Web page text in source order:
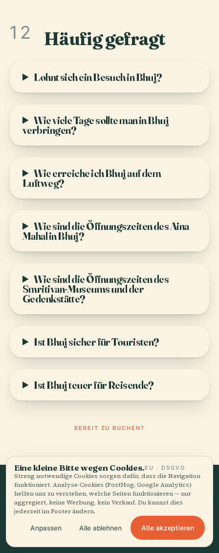
12 Häufig gefragt
Lohnt sich ein Besuch in Bhuj?
Wie viele Tage sollte man in Bhuj
verbringen?
Wie erreiche ich Bhuj auf dem
Luftweg?
Wie sind die Öffnungszeiten des Aina
Mahal in Bhuj?
Wie sind die Öffnungszeiten des
Smritivan-Museums und der
Gedenkstätte?
Ist Bhuj sicher für Touristen?
Ist Bhuj teuer für Reisende?
BEREIT ZU BUCHEN?
13 BEVOR ES LOSGEHT
Praktische Informationen
Eine kleine Bitte wegen Cookies.EU · DSGVO
Streng notwendige Cookies sorgen dafür, dass die Navigation
funktioniert. Analyse-Cookies (PostHog, Google Analytics)
helfen uns zu verstehen, welche Seiten funktionieren — nur
aggregiert, keine Werbung, kein Verkauf. Du kannst dies
jederzeit im Footer ändern.
Anpassen Alle ablehnen Alle akzeptieren